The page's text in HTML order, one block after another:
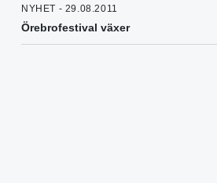
NYHET - 29.08.2011
Örebrofestival växer